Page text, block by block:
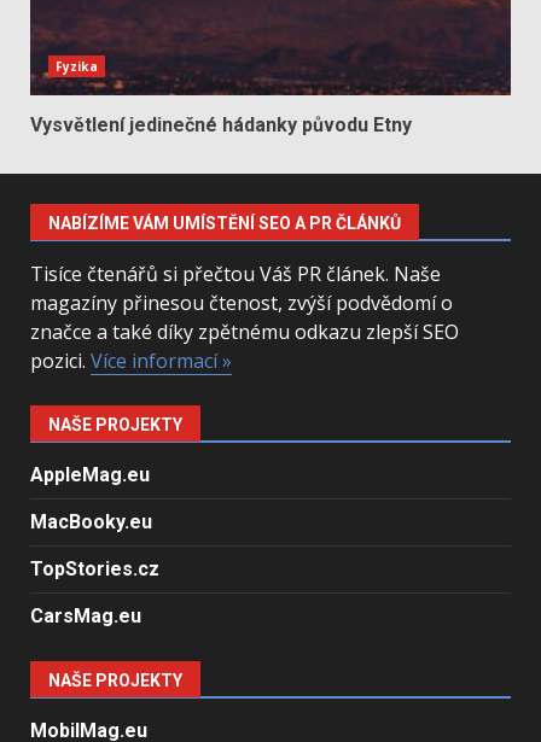
Fyzika
Vysvětlení jedinečné hádanky původu Etny
NABÍZÍME VÁM UMÍSTĚNÍ SEO A PR ČLÁNKŮ
Tisíce čtenářů si přečtou Váš PR článek. Naše
magazíny přinesou čtenost, zvýší podvědomí o
značce a také díky zpětnému odkazu zlepší SEO
pozici. Více informací »
NAŠE PROJEKTY
AppleMag.eu
MacBooky.eu
TopStories.cz
CarsMag.eu
NAŠE PROJEKTY
MobilMag.eu